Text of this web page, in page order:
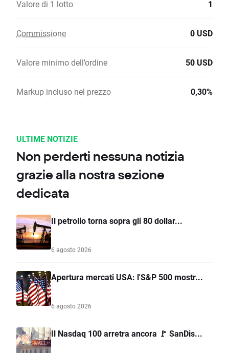
Valore di 1 lotto 1
Commissione 0 USD
Valore minimo dell’ordine 50 USD
Markup incluso nel prezzo 0,30%
ULTIME NOTIZIE
Non perderti nessuna notizia
grazie alla nostra sezione
dedicata
Il petrolio torna sopra gli 80 dollar...
6 agosto 2026
Apertura mercati USA: l'S&P 500 mostr...
6 agosto 2026
Il Nasdaq 100 arretra ancora 🚩 SanDis...